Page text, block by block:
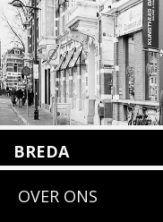
BREDA
4818 SB Breda
OVER ONS